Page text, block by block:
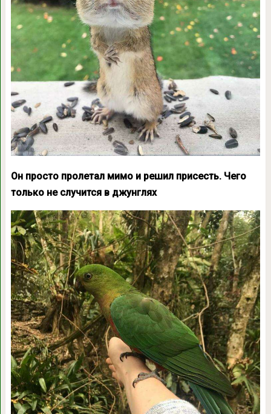
Он просто пролетал мимо и решил присесть. Чего
только не случится в джунглях